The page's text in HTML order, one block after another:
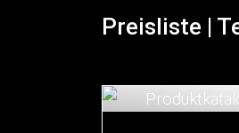
Preisliste |